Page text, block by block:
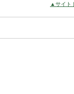
▲サイト